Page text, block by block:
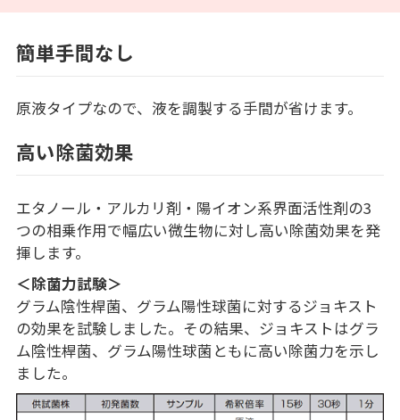
簡単手間なし
原液タイプなので、液を調製する手間が省けます。
高い除菌効果
エタノール・アルカリ剤・陽イオン系界面活性剤の3
つの相乗作用で幅広い微生物に対し高い除菌効果を発
揮します。
＜除菌力試験＞
グラム陰性桿菌、グラム陽性球菌に対するジョキスト
の効果を試験しました。その結果、ジョキストはグラ
ム陰性桿菌、グラム陽性球菌ともに高い除菌力を示し
ました。